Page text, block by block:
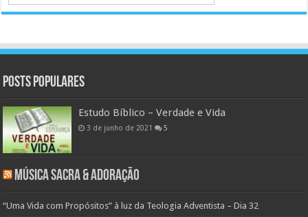
Posts populares
Estudo Bíblico – Verdade e Vida
3 de junho de 2021 5
Música Sacra & Adoração
“Uma Vida com Propósitos” à luz da Teologia Adventista – Dia 32